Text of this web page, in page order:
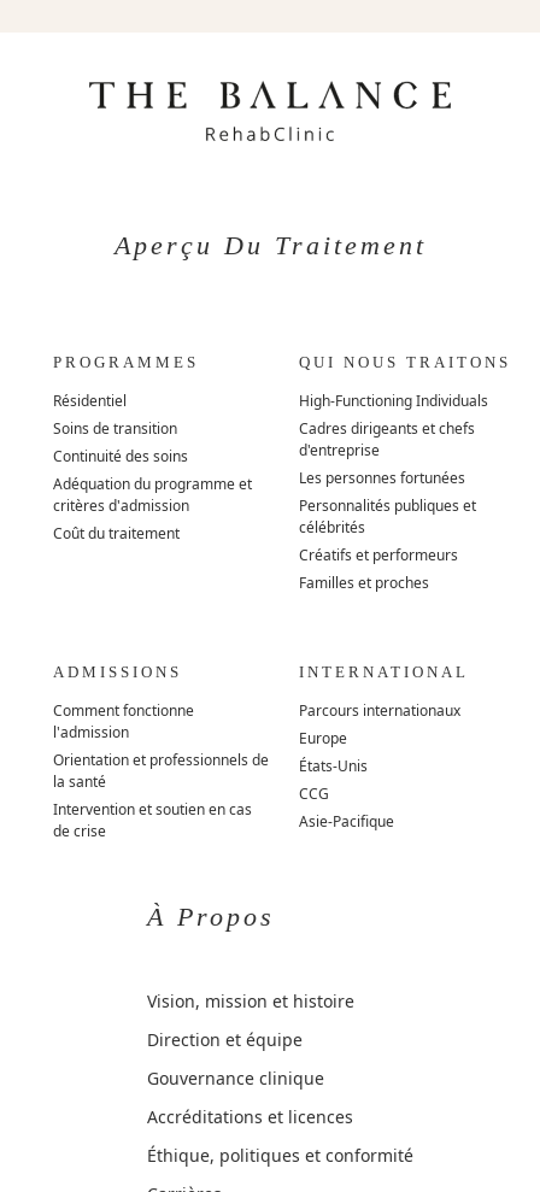
Aperçu Du Traitement
PROGRAMMES
Résidentiel
Soins de transition
Continuité des soins
Adéquation du programme et
critères d'admission
Coût du traitement
QUI NOUS TRAITONS
High-Functioning Individuals
Cadres dirigeants et chefs
d'entreprise
Les personnes fortunées
Personnalités publiques et
célébrités
Créatifs et performeurs
Familles et proches
ADMISSIONS
Comment fonctionne
l'admission
Orientation et professionnels de
la santé
Intervention et soutien en cas
de crise
INTERNATIONAL
Parcours internationaux
Europe
États-Unis
CCG
Asie-Pacifique
À Propos
Vision, mission et histoire
Direction et équipe
Gouvernance clinique
Accréditations et licences
Éthique, politiques et conformité